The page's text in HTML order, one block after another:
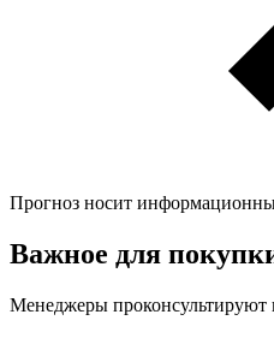
Прогноз носит
Важное для
Менеджеры проконсультируют